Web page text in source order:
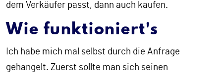
dem Verkäufer passt, dann auch kaufen.
Wie funktioniert's
Ich habe mich mal selbst durch die Anfrage
gehangelt. Zuerst sollte man sich seinen